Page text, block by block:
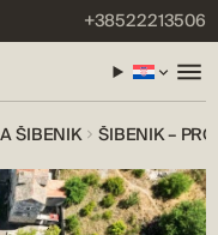
+38522213506
ŠIBENIK ŠIBENIK –